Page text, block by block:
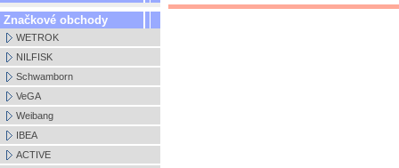
Značkové obchody
WETROK
NILFISK
Schwamborn
VeGA
Weibang
IBEA
ACTIVE